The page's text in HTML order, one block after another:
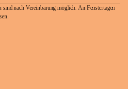
sind nach Vereinbarung möglich. An Fenstertagen